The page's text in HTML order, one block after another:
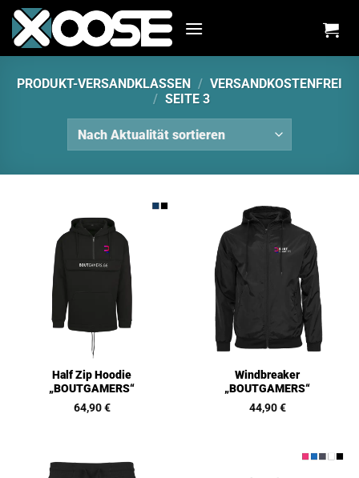
Zum
Inhalt
springen
PRODUKT-VERSANDKLASSEN / VERSANDKOSTENFREI
/ SEITE 3
Half Zip Hoodie
„BOUTGAMERS“
64,90€
Windbreaker
„BOUTGAMERS“
44,90€